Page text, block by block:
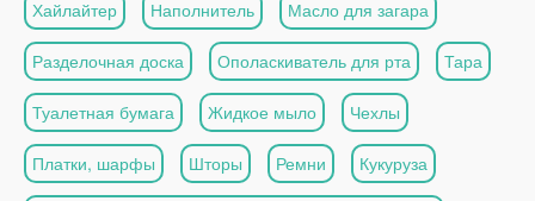
Хайлайтер Наполнитель Масло для загара
Разделочная доска Ополаскиватель для рта Тара
Туалетная бумага Жидкое мыло Чехлы
Платки, шарфы Шторы Ремни Кукуруза